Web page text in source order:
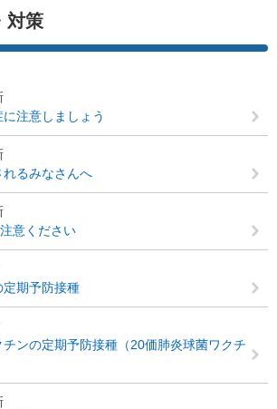
対策
注意しましょう
るみなさんへ
意ください
期予防接種
ンの定期予防接種（20価肺炎球菌ワクチ